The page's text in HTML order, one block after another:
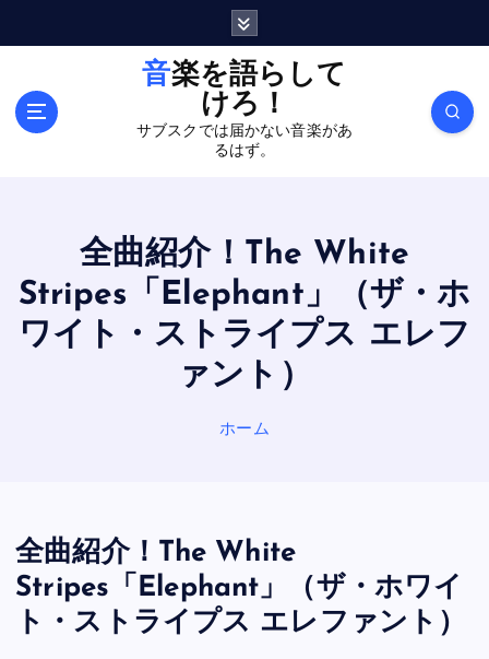
音楽を語らして
けろ！
サブスクでは届かない音楽があ
るはず。
全曲紹介！The White
Stripes「Elephant」（ザ・ホ
ワイト・ストライプス エレフ
ァント）
ホーム
全曲紹介！The White
Stripes「Elephant」（ザ・ホワイ
ト・ストライプス エレファント）